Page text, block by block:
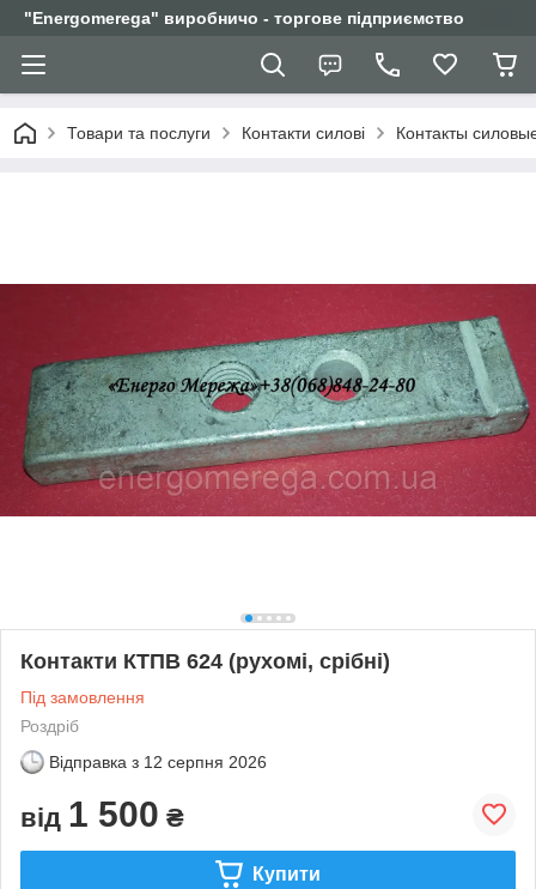
"Еnergomerega" виробничо - торгове підприємство
Товари та послуги Контакти силові Контакты
Контакти КТПВ 624 (рухомі, срібні)
Під замовлення
Роздріб
Відправка з 12 серпня 2026
від 1 500 ₴
Купити